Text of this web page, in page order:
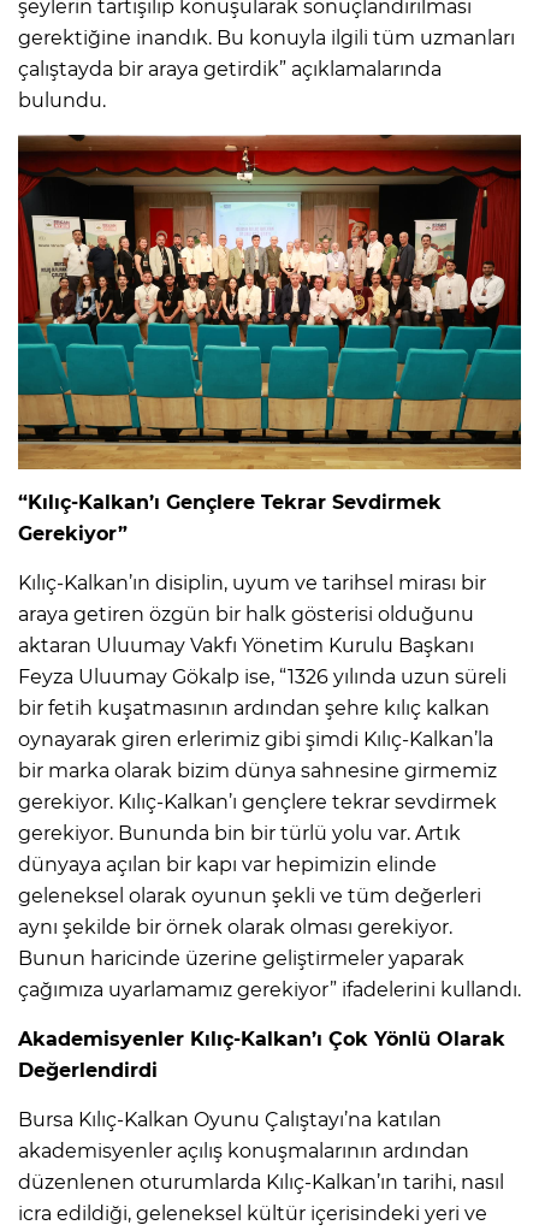
şeylerin tartışılıp konuşularak sonuçlandırılması
gerektiğine inandık. Bu konuyla ilgili tüm uzmanları
çalıştayda bir araya getirdik” açıklamalarında
bulundu.
“Kılıç-Kalkan’ı Gençlere Tekrar Sevdirmek
Gerekiyor”
Kılıç-Kalkan’ın disiplin, uyum ve tarihsel mirası bir
araya getiren özgün bir halk gösterisi olduğunu
aktaran Uluumay Vakfı Yönetim Kurulu Başkanı
Feyza Uluumay Gökalp ise, “1326 yılında uzun süreli
bir fetih kuşatmasının ardından şehre kılıç kalkan
oynayarak giren erlerimiz gibi şimdi Kılıç-Kalkan’la
bir marka olarak bizim dünya sahnesine girmemiz
gerekiyor. Kılıç-Kalkan’ı gençlere tekrar sevdirmek
gerekiyor. Bununda bin bir türlü yolu var. Artık
dünyaya açılan bir kapı var hepimizin elinde
geleneksel olarak oyunun şekli ve tüm değerleri
aynı şekilde bir örnek olarak olması gerekiyor.
Bunun haricinde üzerine geliştirmeler yaparak
çağımıza uyarlamamız gerekiyor” ifadelerini kullandı.
Akademisyenler Kılıç-Kalkan’ı Çok Yönlü Olarak
Değerlendirdi
Bursa Kılıç-Kalkan Oyunu Çalıştayı’na katılan
akademisyenler açılış konuşmalarının ardından
düzenlenen oturumlarda Kılıç-Kalkan’ın tarihi, nasıl
icra edildiği, geleneksel kültür içerisindeki yeri ve